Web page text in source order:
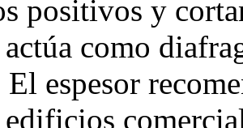
positivos y
como
El espesor